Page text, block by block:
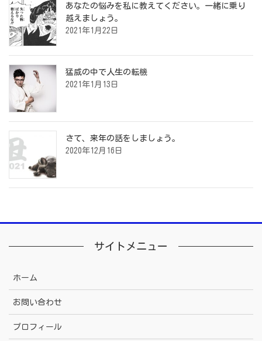
あなたの悩みを私に教えてください。一緒に乗り
越えましょう。
2021年1月22日
猛威の中で人生の転機
2021年1月13日
さて、来年の話をしましょう。
2020年12月16日
サイトメニュー
ホーム
お問い合わせ
プロフィール